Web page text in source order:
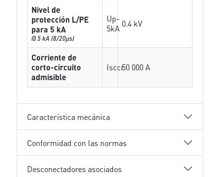
Nivel de
protección L/PE
para 5 kA
@ 5 kA (8/20µs)
Up-
5kA 0.4 kV
Corriente de
corto-circuito
admisible
Isccr50 000 A
Característica mecánica
Conformidad con las normas
Desconectadores asociados